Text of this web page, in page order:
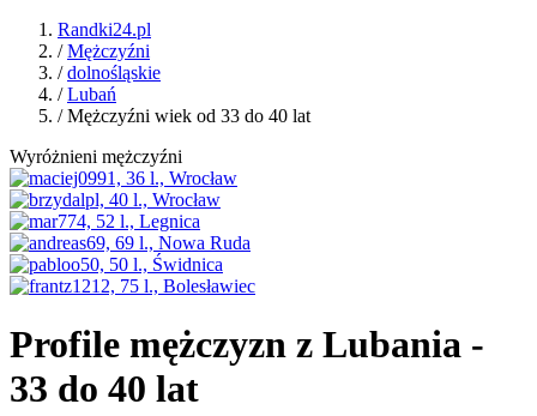
Randki24.pl
/Mężczyźni
/dolnośląskie
/Lubań
/ Mężczyźni wiek od 33 do 40 lat
Wyróżnieni mężczyźni
Profile mężczyzn z Lubania -
33 do 40 lat